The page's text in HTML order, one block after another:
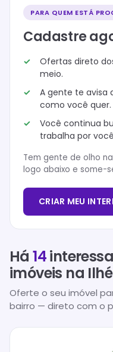
PARA QUEM ESTÁ
Cadastre
Ofertas direto
meio.
A gente te avisa
como você quer.
Você continua
trabalha por
Tem gente de olho na
logo abaixo e some-
CRIAR MEU
Há14
imóveis na
Oferte o seu imóvel
bairro — direto com o